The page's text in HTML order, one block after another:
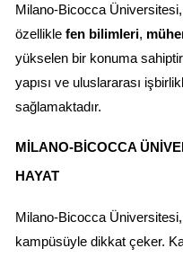
Milano-Bicocca
özellikle fen bilimleri,
yükselen bir konuma
yapısı ve uluslararası
sağlamaktadır.
MILANO-BICOCCA
HAYAT
Milano-Bicocca
kampüsüyle dikkat çeker.